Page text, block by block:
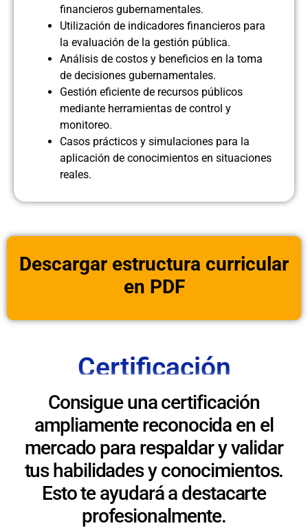
financieros gubernamentales.
Utilización de indicadores financieros para
la evaluación de la gestión pública.
Análisis de costos y beneficios en la toma
de decisiones gubernamentales.
Gestión eficiente de recursos públicos
mediante herramientas de control y
monitoreo.
Casos prácticos y simulaciones para la
aplicación de conocimientos en situaciones
reales.
Descargar estructura curricular
en PDF
Certificación
Consigue una certificación
ampliamente reconocida en el
mercado para respaldar y validar
tus habilidades y conocimientos.
Esto te ayudará a destacarte
profesionalmente.